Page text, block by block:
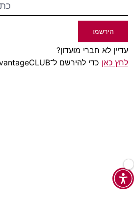
הירשמו
עדיין לא חברי מועדון?
לחץ כאן כדי להירשם ל־AdvantageCLUB!